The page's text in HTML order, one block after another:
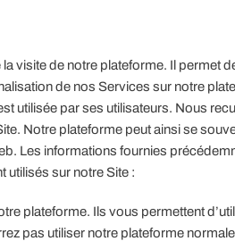
visite de notre plateforme. Il permet
de nos Services sur notre
utilisée par ses utilisateurs. Nous
Notre plateforme peut ainsi se
Les informations fournies
utilisés sur notre Site :
plateforme. Ils vous permettent
pas utiliser notre plateforme